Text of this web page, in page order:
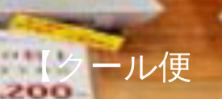
【クール便